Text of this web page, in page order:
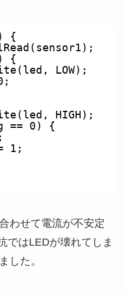
{
{
LOW);
HIGH);
== 0) {
1;
わせて電流が不安定
ではLEDが壊れてしま
した。